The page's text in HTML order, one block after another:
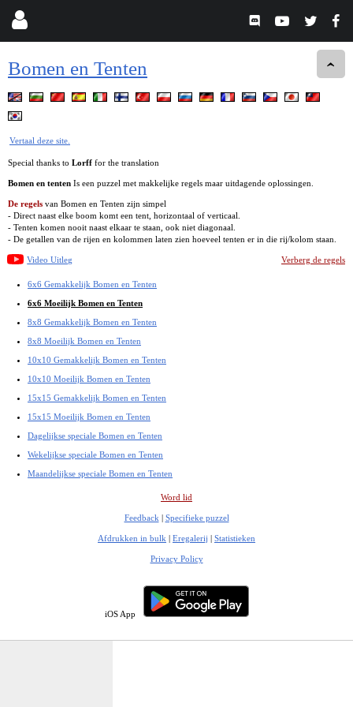
Bomen en Tenten
Vertaal deze site.
Special thanks to Lorff for the translation
Bomen en tenten Is een puzzel met makkelijke regels maar uitdagende oplossingen.
De regels van Bomen en Tenten zijn simpel
- Direct naast elke boom komt een tent, horizontaal of verticaal.
- Tenten komen nooit naast elkaar te staan, ook niet diagonaal.
- De getallen van de rijen en kolommen laten zien hoeveel tenten er in die rij/kolom staan.
Video Uitleg Verberg de regels
6x6 Gemakkelijk Bomen en Tenten
6x6 Moeilijk Bomen en Tenten
8x8 Gemakkelijk Bomen en Tenten
8x8 Moeilijk Bomen en Tenten
10x10 Gemakkelijk Bomen en Tenten
10x10 Moeilijk Bomen en Tenten
15x15 Gemakkelijk Bomen en Tenten
15x15 Moeilijk Bomen en Tenten
Dagelijkse speciale Bomen en Tenten
Wekelijkse speciale Bomen en Tenten
Maandelijkse speciale Bomen en Tenten
Word lid
Feedback | Specifieke puzzel
Afdrukken in bulk | Eregalerij | Statistieken
Privacy Policy
iOS App